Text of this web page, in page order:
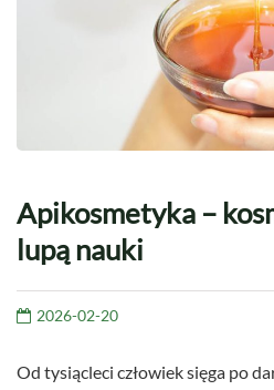
Apikosmetyka –
lupą nauki
2026-02-20
Od tysiącleci człowiek sięga po